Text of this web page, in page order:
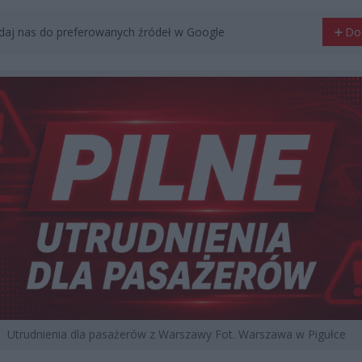
nas do preferowanych źródeł w Google
Utrudnienia dla pasażerów z Warszawy Fot. Warszawa w Pigułce